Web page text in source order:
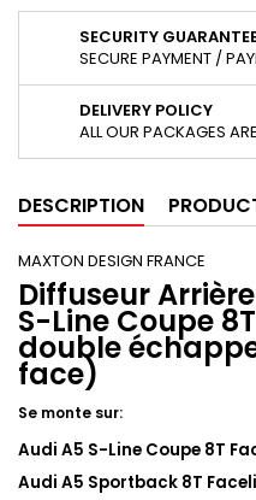
SECURITY
SECURE PAYMENT /
DELIVERY POLICY
ALL OUR PACKAGES
DESCRIPTION
MAXTON DESIGN FRANCE
Diffuseur
S-Line Coupe
double
face)
Se monte sur:
Audi A5 S-Line Coupe 8T
Audi A5 Sportback 8T